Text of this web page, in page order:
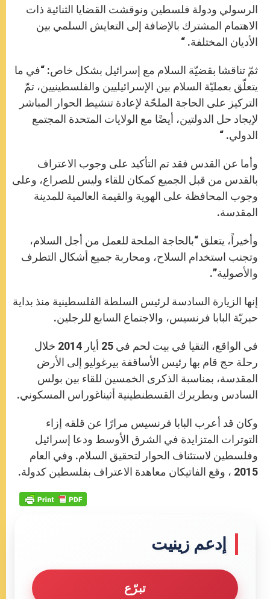
الرسولي ودولة فلسطين ونوقشت القضايا الثنائية ذات
الاهتمام المشترك بالإضافة إلى التعايش السلمي بين
الأديان المختلفة. “
ثمّ تناقشا بقضيّة السلام مع إسرائيل بشكل خاص: “في ما
يتعلّق بعمليّة السلام بين الإسرائيليين والفلسطينيين، تمّ
التركيز على الحاجة الملحّة لإعادة تنشيط الحوار المباشر
لإيجاد حل الدولتين، أيضًا مع الولايات المتحدة المجتمع
الدولي. “
وأما عن القدس فقد تم التأكيد على وجوب الاعتراف
بالقدس من قبل الجميع كمكان للقاء وليس للصراع، وعلى
وجوب المحافظة على الهوية والقيمة العالمية للمدينة
المقدسة.
وأخيراً، يتعلق “بالحاجة الملحة للعمل من أجل السلام،
وتجنب استخدام السلاح، ومحاربة جميع أشكال التطرف
والأصولية”.
إنها الزيارة السادسة لرئيس السلطة الفلسطينية منذ بداية
حبريّة البابا فرنسيس، والاجتماع السابع للرجلين.
في الواقع، التقيا في بيت لحم في 25 أيار 2014 خلال
رحلة حج قام بها رئيس الأساقفة بيرغوليو إلى الأرض
المقدسة، بمناسبة الذكرى الخمسين للقاء بين بولس
السادس وبطريرك القسطنطينية أثيناغوراس المسكوني.
وكان قد أعرب البابا فرنسيس مرارًا عن قلقه إزاء
التوترات المتزايدة في الشرق الأوسط ودعا إسرائيل
وفلسطين لاستئناف الحوار لتحقيق السلام. وفي العام
2015 ، وقع الفاتيكان معاهدة الاعتراف بفلسطين كدولة.
إدعم زينيت
تبرّع